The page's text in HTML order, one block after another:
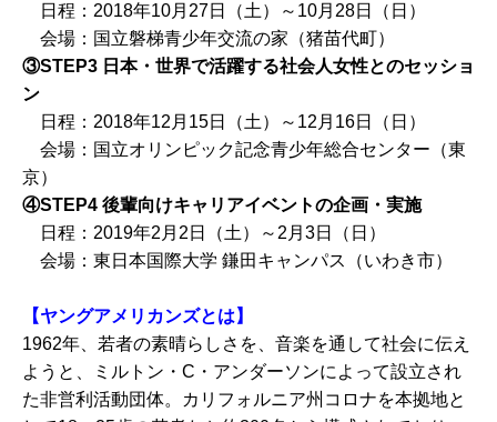
日程：2018年10月27日（土）～10月28日（日）
会場：国立磐梯青少年交流の家（猪苗代町）
③STEP3 日本・世界で活躍する社会人女性とのセッショ
ン
日程：2018年12月15日（土）～12月16日（日）
会場：国立オリンピック記念青少年総合センター（東
京）
④STEP4 後輩向けキャリアイベントの企画・実施
日程：2019年2月2日（土）～2月3日（日）
会場：東日本国際大学 鎌田キャンパス（いわき市）
【ヤングアメリカンズとは】
1962年、若者の素晴らしさを、音楽を通して社会に伝え
ようと、ミルトン・C・アンダーソンによって設立され
た非営利活動団体。カリフォルニア州コロナを本拠地と